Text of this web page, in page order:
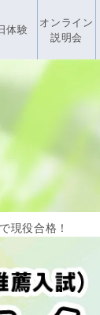
体験
オンライン
説明会
現役合格！